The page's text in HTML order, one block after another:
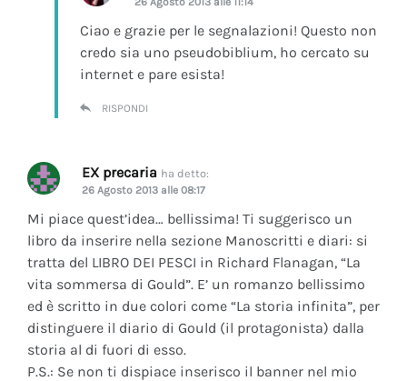
Ciao e grazie per le segnalazioni! Questo non
credo sia uno pseudobiblium, ho cercato su
internet e pare esista!
RISPONDI
EX precaria ha detto:
26 Agosto 2013 alle 08:17
Mi piace quest’idea… bellissima! Ti suggerisco un
libro da inserire nella sezione Manoscritti e diari: si
tratta del LIBRO DEI PESCI in Richard Flanagan, “La
vita sommersa di Gould”. E’ un romanzo bellissimo
ed è scritto in due colori come “La storia infinita”, per
distinguere il diario di Gould (il protagonista) dalla
storia al di fuori di esso.
P.S.: Se non ti dispiace inserisco il banner nel mio